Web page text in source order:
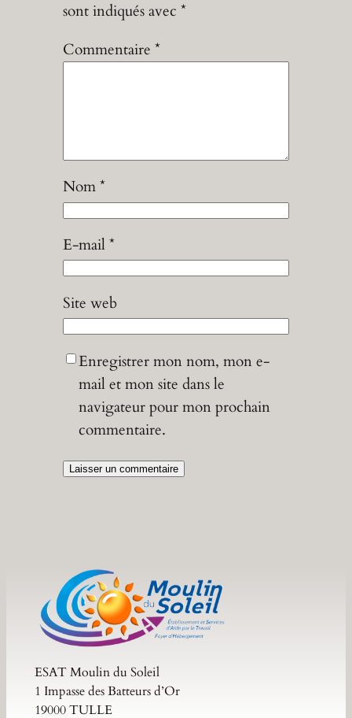
sont indiqués avec *
Commentaire *
Nom*
E-mail*
Site web
Enregistrer mon nom, mon e-
mail et mon site dans le
navigateur pour mon prochain
commentaire.
ESAT Moulin du Soleil
1 Impasse des Batteurs d’Or
19000 TULLE